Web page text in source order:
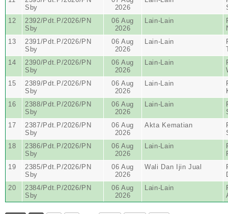
Sby
2026
12
2392/Pdt.P/2026/PN
Sby
06 Aug
2026
Lain-Lain
13
2391/Pdt.P/2026/PN
Sby
06 Aug
2026
Lain-Lain
14
2390/Pdt.P/2026/PN
Sby
06 Aug
2026
Lain-Lain
15
2389/Pdt.P/2026/PN
Sby
06 Aug
2026
Lain-Lain
16
2388/Pdt.P/2026/PN
Sby
06 Aug
2026
Lain-Lain
17
2387/Pdt.P/2026/PN
Sby
06 Aug
2026
Akta Kematian
18
2386/Pdt.P/2026/PN
Sby
06 Aug
2026
Lain-Lain
19
2385/Pdt.P/2026/PN
Sby
06 Aug
2026
Wali Dan Ijin Jual
20
2384/Pdt.P/2026/PN
Sby
06 Aug
2026
Lain-Lain